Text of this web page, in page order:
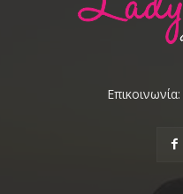
Επικοινωνία: